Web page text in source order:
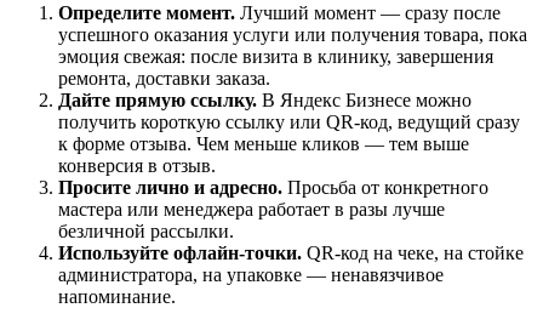
Определите момент. Лучший момент — сразу после
успешного оказания услуги или получения товара, пока
эмоция свежая: после визита в клинику, завершения
ремонта, доставки заказа.
Дайте прямую ссылку. В Яндекс Бизнесе можно
получить короткую ссылку или QR-код, ведущий сразу
к форме отзыва. Чем меньше кликов — тем выше
конверсия в отзыв.
Просите лично и адресно. Просьба от конкретного
мастера или менеджера работает в разы лучше
безличной рассылки.
Используйте офлайн-точки. QR-код на чеке, на стойке
администратора, на упаковке — ненавязчивое
напоминание.